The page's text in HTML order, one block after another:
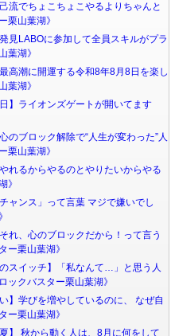
流でちょこちょこやるよりちゃんと
栗山葉湖》
見LABOに参加して全員スキルがプラ
葉湖》
高潮に開運する令和8年8月8日を楽し
葉湖》
】ライオンズゲートが開いてます
のブロック解除で“人生が変わった”人
栗山葉湖》
れるからやるのとやりたいからやる
》
ャンス」って言葉 マジで嫌いでし
れ、心のブロックだから！って言う
ー栗山葉湖》
スイッチ】「私なんて…」と思う人
ックバスター栗山葉湖》
】学びを増やしているのに、 なぜ自
ー栗山葉湖》
】 秋から動く人は、8月に何をして